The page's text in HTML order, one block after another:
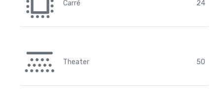
Carré 24
Theater 50